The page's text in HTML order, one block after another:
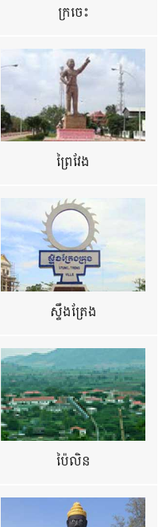
ក្រចេះ
ព្រៃវែង
ស្ទឹងត្រែង
ប៉ៃលិន